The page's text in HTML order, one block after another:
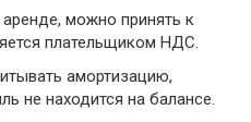
можно принять к
плательщиком НДС.
амортизацию,
не находится на балансе.